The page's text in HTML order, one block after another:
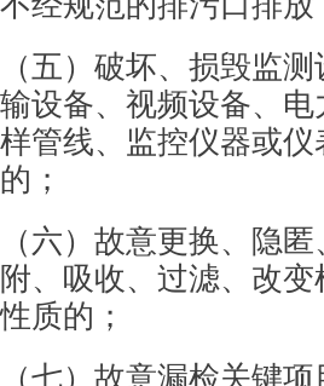
（五）破坏、损毁监
输设备、视频设备、
样管线、监控仪器或
的；
（六）故意更换、隐
附、 吸收、过滤、改
性质的；
（七）故意漏检关键